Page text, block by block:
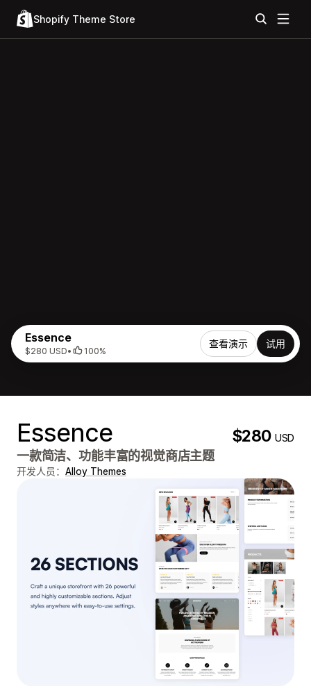
Shopify Theme Store
Essence
$280 USD• 100%
查看演示 试用
Essence $280USD
一款简洁、功能丰富的视觉商店主题
开发人员： Alloy Themes